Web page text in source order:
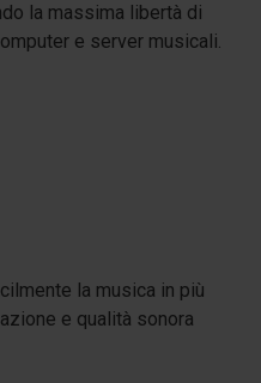
la massima libertà di
e server musicali.
la musica in più
e qualità sonora